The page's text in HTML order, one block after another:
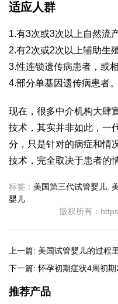
适应人群
1.有3次或3次以上自然流
2.有2次或2次以上辅助生
3.性连锁遗传病患者，或
4.部分单基因遗传病患者。
现在，很多中介机构大肆
技术，其实并非如此，一
分，只是针对的病症和情
技术，完全取决于患者的
标签： 美国第三代试管婴儿
婴儿
版权所有：
上一篇: 美国试管婴儿的过程
下一篇:怀孕初期症状4周初
推荐产品